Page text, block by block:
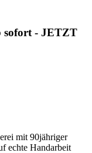
sofort - JETZT
mit 90jähriger
echte Handarbeit